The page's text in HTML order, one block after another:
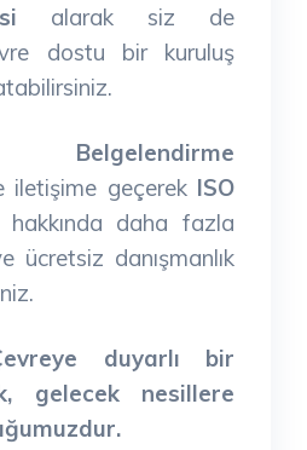
alarak siz de
dostu bir kuruluş
iletişime geçerek ISO
hakkında daha fazla
ücretsiz danışmanlık
duyarlı bir
gelecek nesillere